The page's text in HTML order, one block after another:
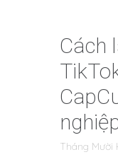
Cách
Tháng Mười